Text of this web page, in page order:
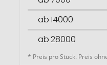
ab 14000
ab 28000
* Preis pro Stück. Preis